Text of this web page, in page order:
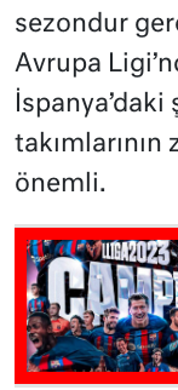
sezondur
Avrupa
takımlarının
önemli.